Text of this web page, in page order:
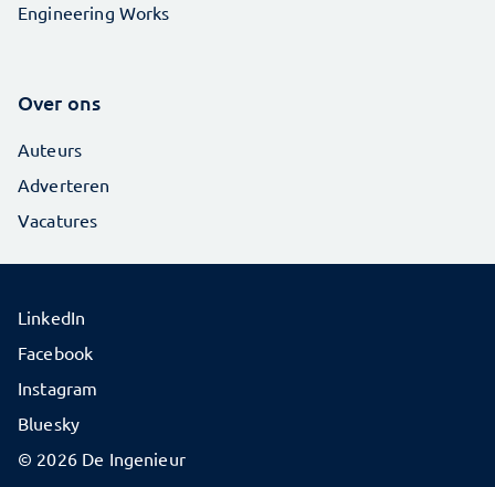
Engineering Works
Over ons
Auteurs
Adverteren
Vacatures
© 2026 De Ingenieur
LinkedIn
Facebook
Instagram
Bluesky